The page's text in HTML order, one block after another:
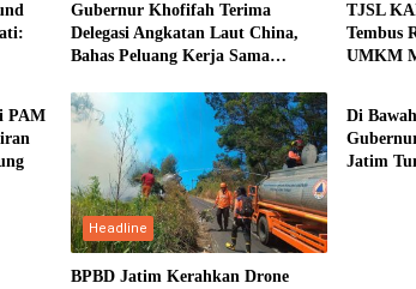
Gubernur Khofifah Terima
Delegasi Angkatan Laut China,
Bahas Peluang Kerja Sama
TJSL
Tembus
UMKM
PAM
Headline
BPBD Jatim Kerahkan Drone
Di
Jatim